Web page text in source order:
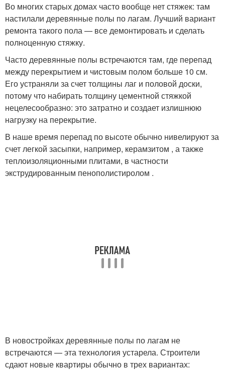
Во многих старых домах часто вообще нет стяжек: там
настилали деревянные полы по лагам. Лучший вариант
ремонта такого пола — все демонтировать и сделать
полноценную стяжку.
Часто деревянные полы встречаются там, где перепад
между перекрытием и чистовым полом больше 10 см.
Его устраняли за счет толщины лаг и половой доски,
потому что набирать толщину цементной стяжкой
нецелесообразно: это затратно и создает излишнюю
нагрузку на перекрытие.
В наше время перепад по высоте обычно нивелируют за
счет легкой засыпки, например, керамзитом , а также
теплоизоляционными плитами, в частности
экструдированным пенополистиролом .
В новостройках деревянные полы по лагам не
встречаются — эта технология устарела. Строители
сдают новые квартиры обычно в трех вариантах: